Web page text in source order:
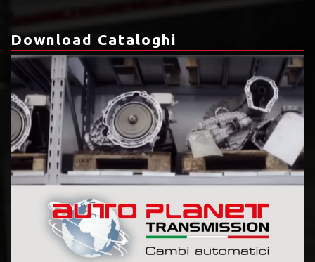
Download Cataloghi